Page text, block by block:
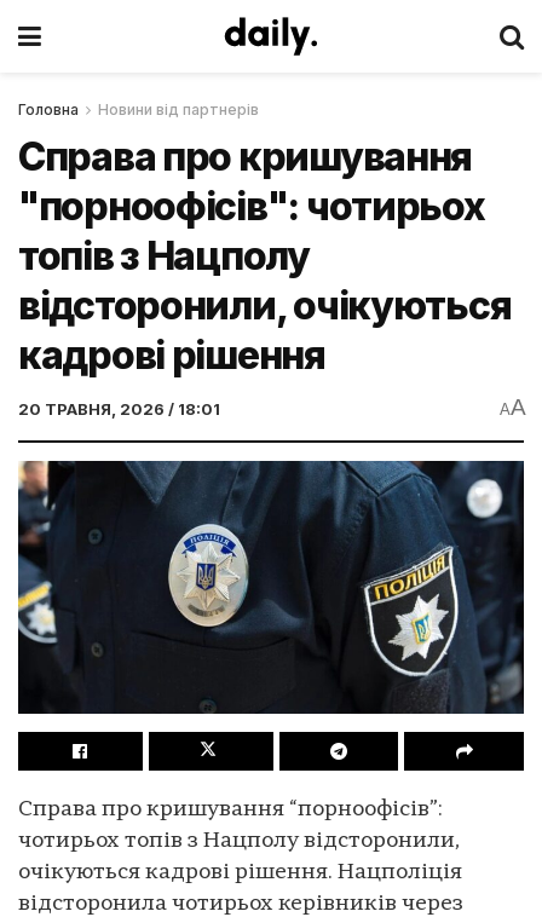
Головна Новини від партнерів
Справа про кришування
"порноофісів": чотирьох
топів з Нацполу
відсторонили, очікуються
кадрові рішення
20 ТРАВНЯ, 2026 / 18:01 AA
Справа про кришування “порноофісів”:
чотирьох топів з Нацполу відсторонили,
очікуються кадрові рішення. Нацполіція
відсторонила чотирьох керівників через